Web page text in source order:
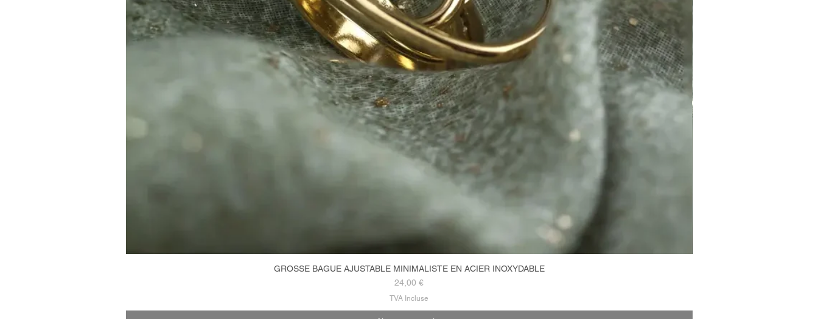
Aperçu rapide
GROSSE BAGUE AJUSTABLE MINIMALISTE EN ACIER INOXYDABLE
Prix
24,00 €
TVA Incluse